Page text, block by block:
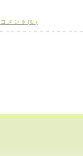
コメント(0)